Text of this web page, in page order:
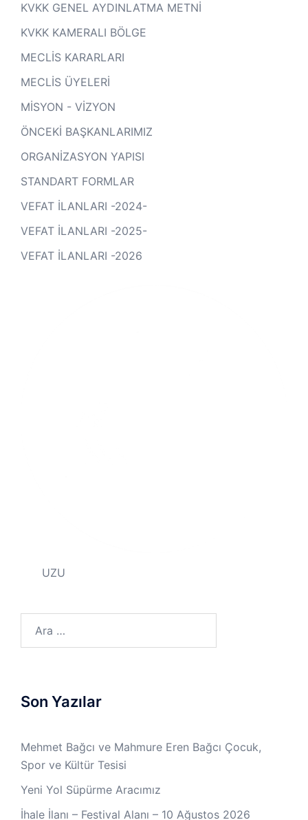
KVKK GENEL AYDINLATMA METNİ
KVKK KAMERALI BÖLGE
MECLİS KARARLARI
MECLİS ÜYELERİ
MİSYON - VİZYON
ÖNCEKİ BAŞKANLARIMIZ
ORGANİZASYON YAPISI
STANDART FORMLAR
VEFAT İLANLARI -2024-
VEFAT İLANLARI -2025-
VEFAT İLANLARI -2026
UZU
Son Yazılar
Mehmet Bağcı ve Mahmure Eren Bağcı Çocuk,
Spor ve Kültür Tesisi
Yeni Yol Süpürme Aracımız
İhale İlanı – Festival Alanı – 10 Ağustos 2026